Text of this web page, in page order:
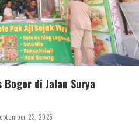
Bogor di Jalan Surya
23, 2025